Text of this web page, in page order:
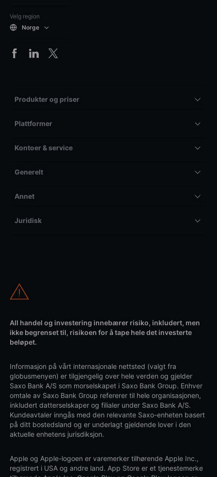
Velg region
Norge
Produkter og priser
Plattformer
Kontoer & service
Generelt
Annet
Juridisk
All handel og investering innebærer risiko, inkludert, men
ikke begrenset til, risikoen for å tape hele det investerte
beløpet.
Informasjon på vårt internasjonale nettsted (valgt fra
globusmenyen) er tilgjengelig over hele verden og gjelder
Saxo Bank A/S som morselskapet i Saxo Bank Group. Enhver
omtale av Saxo Bank Group refererer til hele organisasjonen,
inkludert datterselskaper og filialer under Saxo Bank A/S.
Kundeavtaler inngås med den relevante Saxo-enheten basert
på ditt bostedsland og er underlagt gjeldende lover i den
aktuelle enhetens jurisdiksjon.
Apple og Apple-logoen er varemerker tilhørende Apple Inc.,
registrert i USA og andre land. App Store er et tjenestemerke